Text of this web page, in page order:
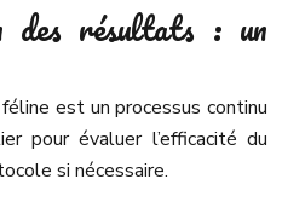
des résultats : un
est un processus continu
pour évaluer l’efficacité du
si nécessaire.